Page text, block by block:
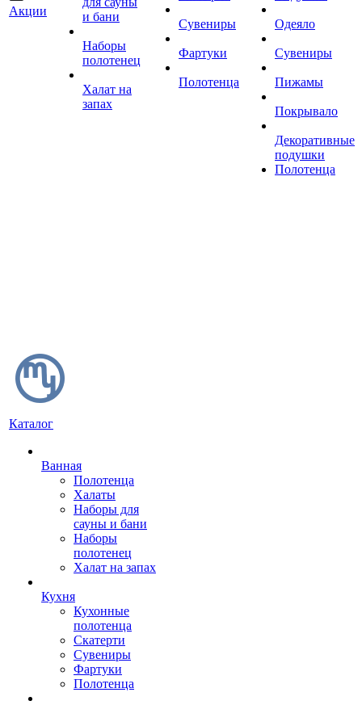
Акции
и бани
Наборы
полотенец
Халат на
запах
Сувениры
Фартуки
Полотенца
Одеяло
Сувениры
Пижамы
Покрывало
Декоративные
подушки
Полотенца
Каталог
Ванная
Полотенца
Халаты
Наборы для
сауны и бани
Наборы
полотенец
Халат на запах
Кухня
Кухонные
полотенца
Скатерти
Сувениры
Фартуки
Полотенца